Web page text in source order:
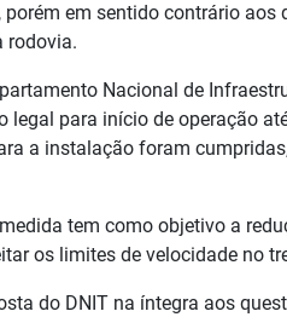
em sentido contrário
rodovia.
Nacional de
legal para início de operação
a instalação foram
tem como objetivo a
os limites de velocidade no
do DNIT na íntegra aos